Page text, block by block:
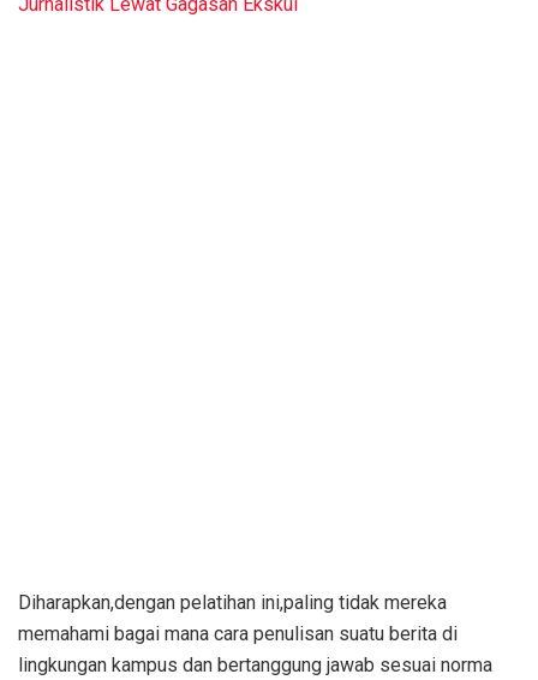
Diharapkan,dengan pelatihan ini,paling tidak mereka
memahami bagai mana cara penulisan suatu berita di
lingkungan kampus dan bertanggung jawab sesuai norma